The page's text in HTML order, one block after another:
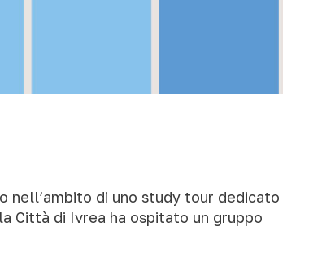
nell’ambito di uno study tour dedicato
Città di Ivrea ha ospitato un gruppo